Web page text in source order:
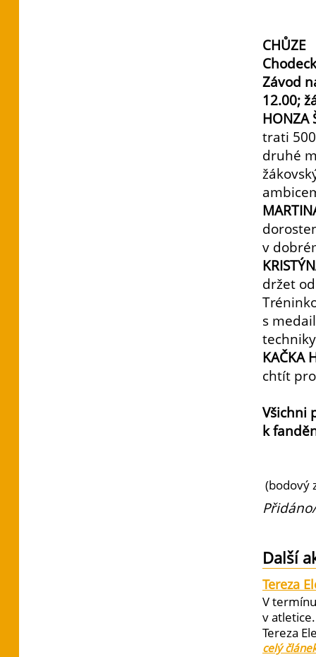
CHŮZE
Závod
12.00;
HONZA
trati
druhé
v
držet
s
KAČKA
chtít
Všichni
k
(bodový
Další
Tereza
V
v
Tereza
celý